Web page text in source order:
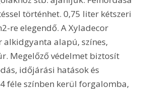
történhet. 0,75 liter kétszeri
re elegendő. A Xyladecor
alkidgyanta alapú, színes,
Megelőző védelmet biztosít
időjárási hatások és
féle színben kerül forgalomba,